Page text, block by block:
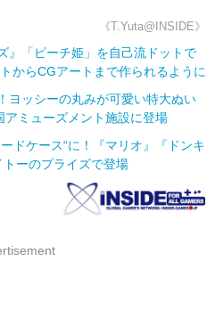
《T.Yuta@INSIDE》
』「ピーチ姫」を自己流ドットで
からCGアートまで作られるように
ヨッシーの丸みが可愛い特大ぬい
アミューズメント施設に登場
ドケース“に！『マリオ』『ドンキ
ーのプライズで登場